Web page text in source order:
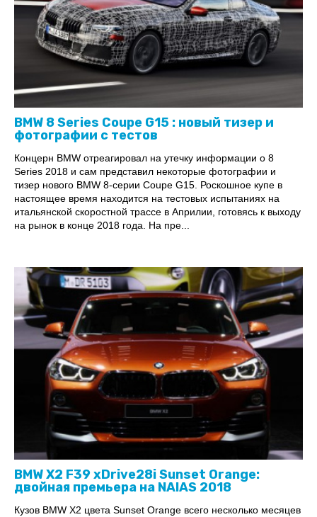
BMW 8 Series Coupe G15 : новый тизер и
фотографии с тестов
Концерн BMW отреагировал на утечку информации о 8
Series 2018 и сам представил некоторые фотографии и
тизер нового BMW 8-серии Coupe G15. Роскошное купе в
настоящее время находится на тестовых испытаниях на
итальянской скоростной трассе в Априлии, готовясь к выходу
на рынок в конце 2018 года. На пре...
BMW X2 F39 xDrive28i Sunset Orange:
двойная премьера на NAIAS 2018
Кузов BMW X2 цвета Sunset Orange всего несколько месяцев